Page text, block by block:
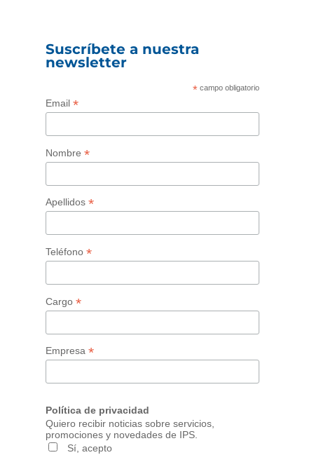
Suscríbete a nuestra
newsletter
* campo obligatorio
Email *
Nombre *
Apellidos *
Teléfono *
Cargo *
Empresa *
Política de privacidad
Quiero recibir noticias sobre servicios,
promociones y novedades de IPS.
Sí, acepto